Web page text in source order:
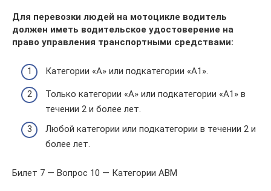
Для перевозки людей на мотоцикле водитель
должен иметь водительское удостоверение на
право управления транспортными средствами:
Категории «A» или подкатегории «A1».
Только категории «A» или подкатегории «A1» в
течении 2 и более лет.
Любой категории или подкатегории в течении 2 и
более лет.
Билет 7 — Вопрос 10 — Категории ABM